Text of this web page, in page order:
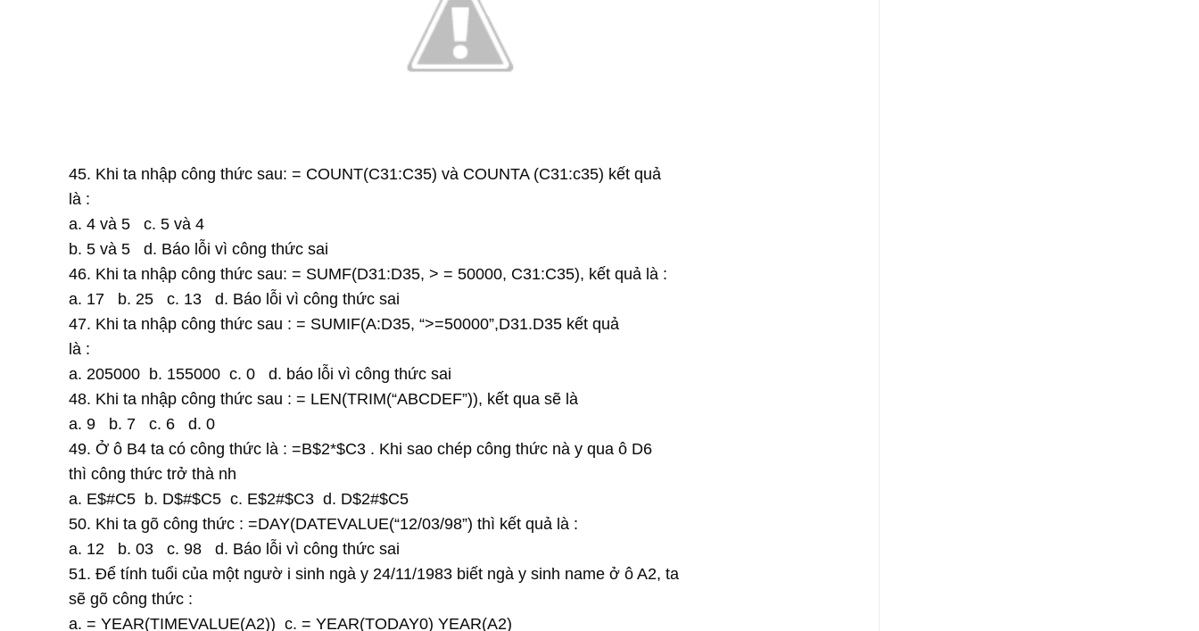
45. Khi ta nhập công thức sau: = COUNT(C31:C35) và COUNTA (C31:c35) kết quả
là :
a. 4 và 5 c. 5 và 4
b. 5 và 5 d. Báo lỗi vì công thức sai
46. Khi ta nhập công thức sau: = SUMF(D31:D35, > = 50000, C31:C35), kết quả là :
a. 17 b. 25 c. 13 d. Báo lỗi vì công thức sai
47. Khi ta nhập công thức sau : = SUMIF(A:D35, “>=50000”,D31.D35 kết quả
là :
a. 205000 b. 155000 c. 0 d. báo lỗi vì công thức sai
48. Khi ta nhập công thức sau : = LEN(TRIM(“ABCDEF”)), kết qua sẽ là
a. 9 b. 7 c. 6 d. 0
49. Ở ô B4 ta có công thức là : =B$2*$C3 . Khi sao chép công thức nà y qua ô D6
thì công thức trở thà nh
a. E$#C5 b. D$#$C5 c. E$2#$C3 d. D$2#$C5
50. Khi ta gõ công thức : =DAY(DATEVALUE(“12/03/98”) thì kết quả là :
a. 12 b. 03 c. 98 d. Báo lỗi vì công thức sai
51. Để tính tuổi của một ngườ i sinh ngà y 24/11/1983 biết ngà y sinh name ở ô A2, ta
sẽ gõ công thức :
a. = YEAR(TIMEVALUE(A2)) c. = YEAR(TODAY0) YEAR(A2)